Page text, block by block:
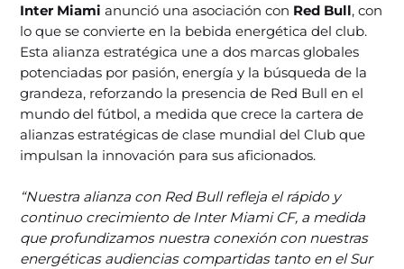
Inter Miamianunció una asociación con Red Bull, con
lo que se convierte en la bebida energética del club.
Esta alianza estratégica une a dos marcas globales
potenciadas por pasión, energía y la búsqueda de la
grandeza, reforzando la presencia de Red Bull en el
mundo del fútbol, a medida que crece la cartera de
alianzas estratégicas de clase mundial del Club que
impulsan la innovación para sus aficionados.
“Nuestra alianza con Red Bull refleja el rápido y
continuo crecimiento de Inter Miami CF, a medida
que profundizamos nuestra conexión con nuestras
energéticas audiencias compartidas tanto en el Sur